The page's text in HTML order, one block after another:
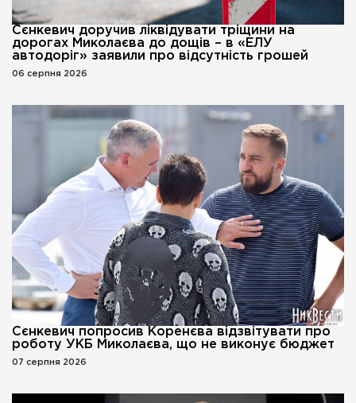
Сєнкевич доручив ліквідувати тріщини на
дорогах Миколаєва до дощів – в «ЕЛУ
автодоріг» заявили про відсутність грошей
06 серпня 2026
Сєнкевич попросив Коренєва відзвітувати про
роботу УКБ Миколаєва, що не виконує бюджет
07 серпня 2026